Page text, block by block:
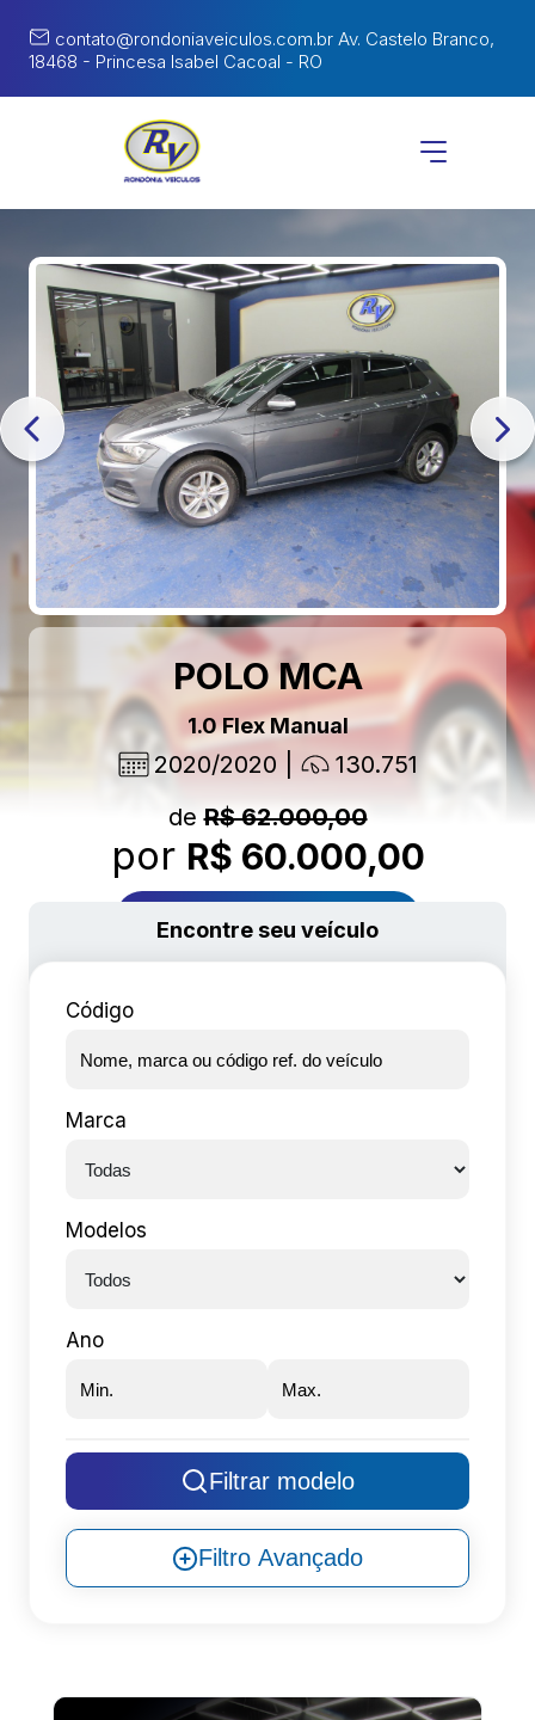
contato@rondoniaveiculos.com.br Av. Castelo Branco,
18468 - Princesa Isabel Cacoal - RO
POLO MCA
1.0 Flex Manual
2020/2020
130.751
deR$ 62.000,00
por R$ 60.000,00
Mais detalhes
Encontre seu veículo
Código
Marca
Modelos
Ano
Filtrar modelo
Filtro Avançado